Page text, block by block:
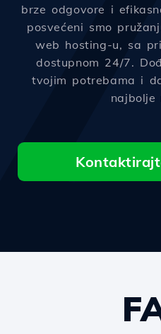
brze odgovore i
posvećeni smo
web hosting-u, sa
dostupnom 24/7.
tvojim potrebama i
najbolje